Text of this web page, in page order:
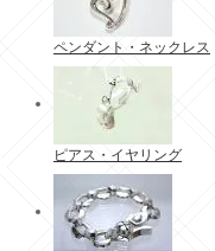
ペンダント・ネックレス
ピアス・イヤリング